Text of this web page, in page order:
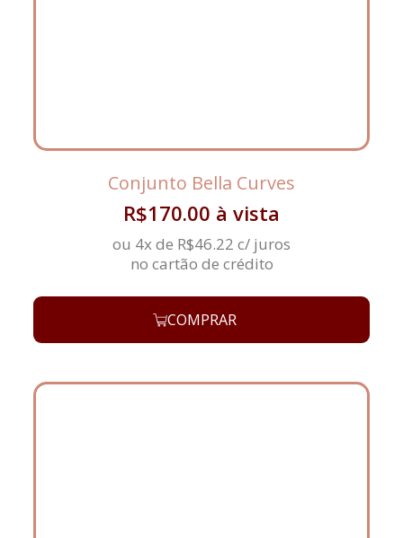
Conjunto Bella Curves
R$170.00 à vista
ou 4x de R$46.22 c/ juros
no cartão de crédito
COMPRAR